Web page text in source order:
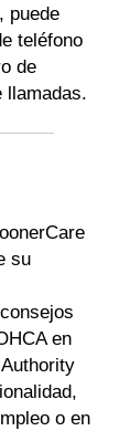
puede
teléfono
de
llamadas.
su
en
o en